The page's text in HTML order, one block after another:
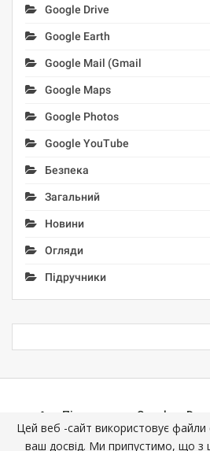
Google Drive
Google Earth
Google Mail (Gmail
Google Maps
Google Photos
Google YouTube
Безпека
Загальний
Новини
Огляди
Підручники
Підручники Google Docs
Mail (Gmail)
Photos
Цей веб -сайт використовує
ваш досвід. Ми припустимо, що з